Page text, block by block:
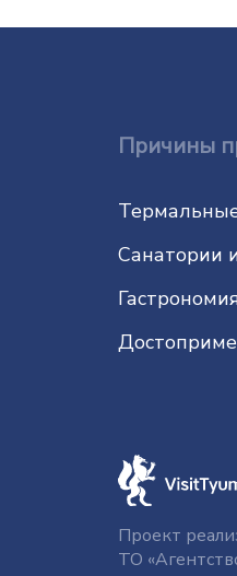
Причины
Санатории
Проект
ТО